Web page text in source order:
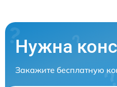
Нужна
Закажите бесплатную